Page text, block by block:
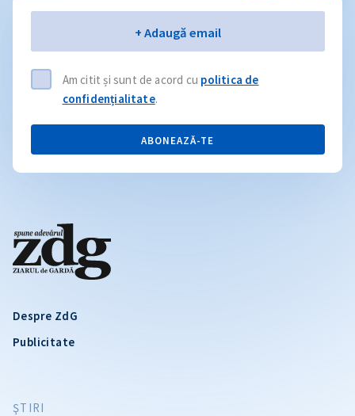
Despre ZdG
Publicitate
ŞTIRI
+ Adaugă email
Am citit și sunt de acord cu politica de
confidențialitate.
ABONEAZĂ-TE